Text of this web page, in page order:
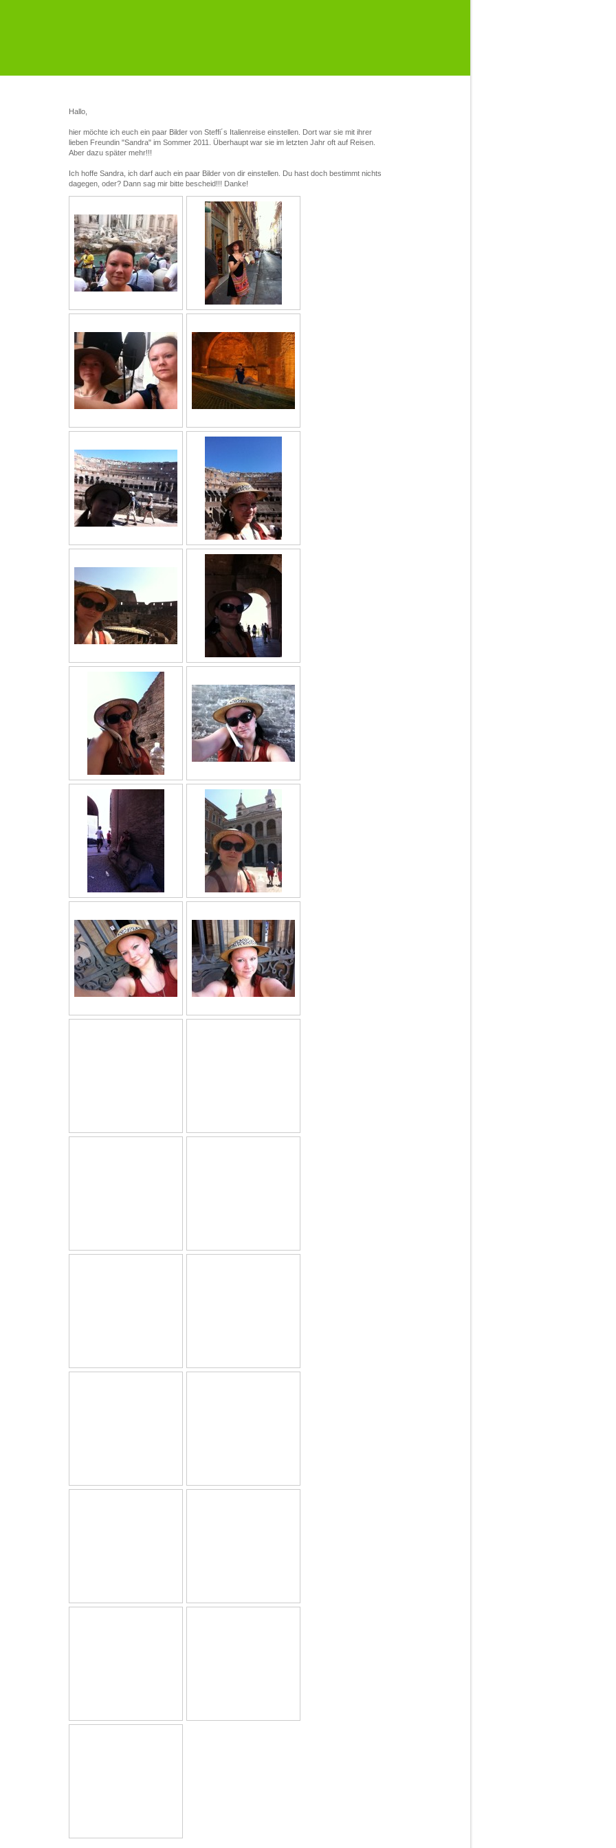
Hallo,
hier möchte ich euch ein paar Bilder von Steffi´s Italienreise einstellen. Dort war sie mit ihrer
lieben Freundin "Sandra" im Sommer 2011. Überhaupt war sie im letzten Jahr oft auf Reisen.
Aber dazu später mehr!!!
Ich hoffe Sandra, ich darf auch ein paar Bilder von dir einstellen. Du hast doch bestimmt nichts
dagegen, oder? Dann sag mir bitte bescheid!!! Danke!